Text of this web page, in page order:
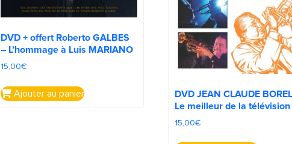
DVD + offert Roberto GALBES
– L’hommage à Luis MARIANO
15,00€
Ajouter au panier
DVD JEAN CLAUDE
Le meilleur de la télévision
15,00€